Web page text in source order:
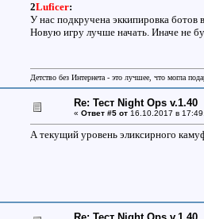
2Luficer:
У нас подкручена эккипировка ботов
Новую игру лучше начать. Иначе не
Детство без Интернета - это лучшее, что могла
Re: Тест Night Ops v.1.40
« Ответ #5 от16.10.2017 в
А текущий уровень эликсирного